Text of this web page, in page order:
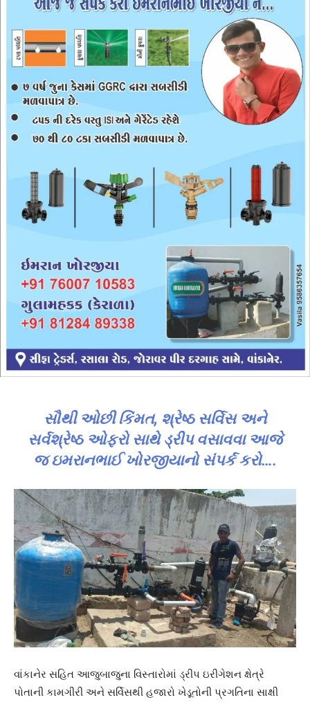
સૌથી ઓછી કિંમત, શ્રેષ્ઠ સર્વિસ અને
સર્વશ્રેષ્ઠ ઓફરો સાથે ડ્રીપ વસાવવા આજે
જ ઇમરાનભાઈ ખોરજીયાનો સંપર્ક કરો….
વાંકાનેર સહિત આજુબાજુના વિસ્તારોમાં ડ્રીપ ઇરીગેશન ક્ષેત્રે
પોતાની કામગીરી અને સર્વિસથી હજારો ખેડૂતોની પ્રગતિના સાક્ષી